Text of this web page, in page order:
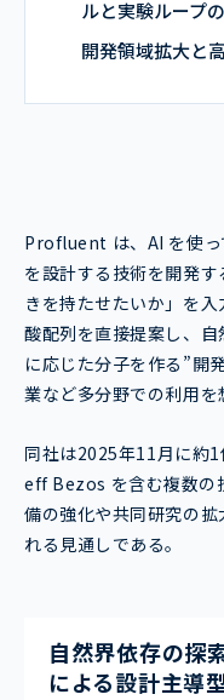
ルと実験ループ
開発領域拡大と
Profluent は、AI を使っ
を設計する技術を開発
きを持たせたいか」を
酸配列を直接提案し、
に応じた分子を作る”開
業など多分野での利用を
同社は2025年11月に約
eff Bezos を含む複数の
備の強化や共同研究の
れる見通しである。
自然界依存の探
による設計主導